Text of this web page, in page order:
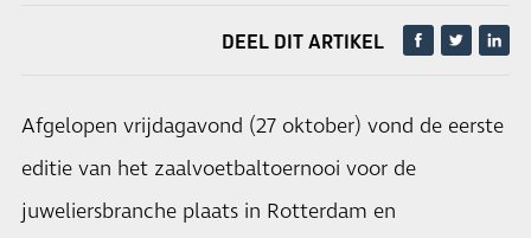
DEEL DIT ARTIKEL
Afgelopen vrijdagavond (27 oktober) vond de eerste
editie van het zaalvoetbaltoernooi voor de
juweliersbranche plaats in Rotterdam en